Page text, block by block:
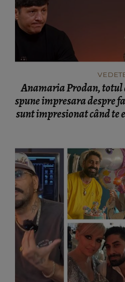
Anamaria Prodan, totul
spune impresara despre
sunt impresionat când te